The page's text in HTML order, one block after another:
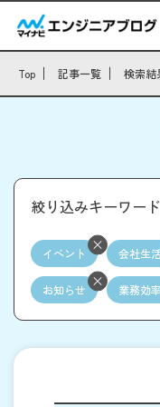
Top 記事一覧 検索結
絞り込みキーワード
イベント 会社生
お知らせ 業務効